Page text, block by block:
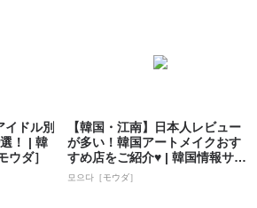
ドル別
！ | 韓
ウダ］
【韓国・江南】日本人レビュー
が多い！韓国アートメイクおす
すめ店をご紹介♥ | 韓国情報サイ
ト 모으...
모으다［モウダ］